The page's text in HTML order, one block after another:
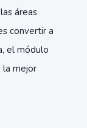
áreas
convertir a
el módulo
la mejor